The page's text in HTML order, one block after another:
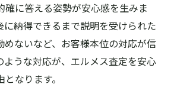
確に答える姿勢が安心感を生みま
に納得できるまで説明を受けられた
めないなど、お客様本位の対応が信
ような対応が、エルメス査定を安心
なります。